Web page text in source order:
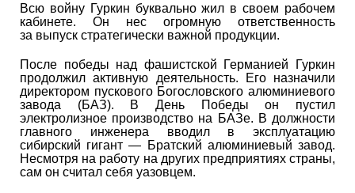
Всю войну Гуркин буквально жил в своем рабочем
кабинете. Он нес огромную ответственность
за выпуск стратегически важной продукции.
После победы над фашистской Германией Гуркин
продолжил активную деятельность. Его назначили
директором пускового Богословского алюминиевого
завода (БАЗ). В День Победы он пустил
электролизное производство на БАЗе. В должности
главного инженера вводил в эксплуатацию
сибирский гигант — Братский алюминиевый завод.
Несмотря на работу на других предприятиях страны,
сам он считал себя уазовцем.